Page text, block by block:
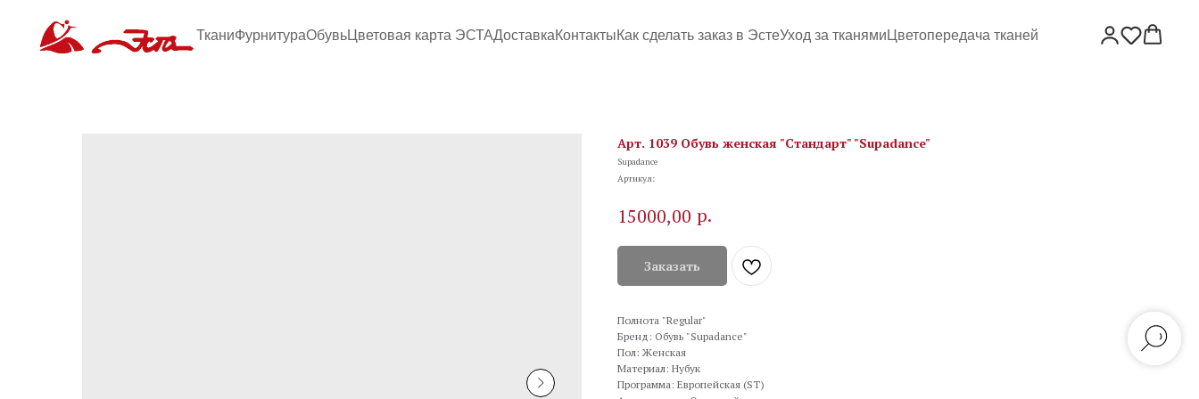
ТканиФурнитураОбувьЦветовая карта ЭСТАДоставкаКонтактыКак сделать заказ в ЭстеУход за тканями Цветопередача тканей
Арт. 1039 Обувь женская "Стандарт" "Supadance"
Supadance
Артикул:
15000,00 р.
Заказать
Полнота "Regular"
Бренд: Обувь "Supadance"
Пол: Женская
Материал: Нубук
Программа: Европейская (ST)